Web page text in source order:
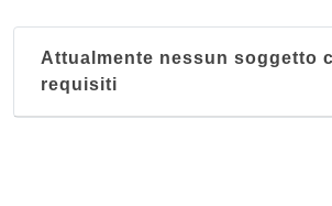
Attualmente nessun soggetto
requisiti